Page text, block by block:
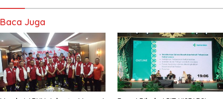
Baca Juga